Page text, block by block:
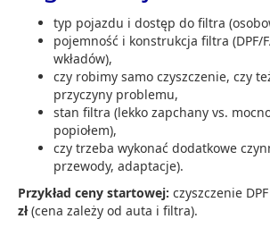
typ pojazdu i dostęp do filtra
pojemność i konstrukcja filtra (DPF/
wkładów),
czy robimy samo czyszczenie, czy
przyczyny problemu,
stan filtra (lekko zapchany vs.
popiołem),
czy trzeba wykonać dodatkowe
przewody, adaptacje).
Przykład ceny startowej: czyszczenie
zł(cena zależy od auta i filtra).